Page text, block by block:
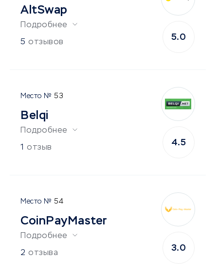
AltSwap
Подробнее
5 отзывов
5.0
53
Belqi
Подробнее
1 отзыв
4.5
54
CoinPayMaster
Подробнее
2 отзыва
3.0